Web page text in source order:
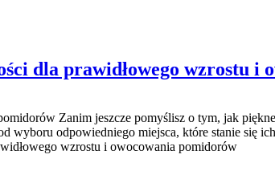
dla prawidłowego wzrostu i
Zanim jeszcze pomyślisz o tym, jak
wyboru odpowiedniego miejsca, które stanie